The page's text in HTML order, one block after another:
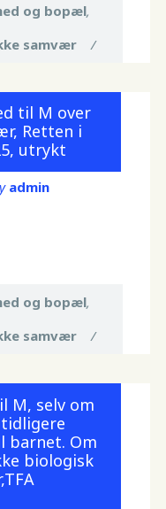
og bopæl,
samvær /
til M over
Retten i
utrykt
admin
og bopæl,
samvær /
M, selv om
Om
biologisk